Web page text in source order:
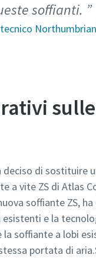
soffianti.
di sostituire
a vite ZS di Atlas
soffiante ZS,
e la
soffiante a lobi
portata di